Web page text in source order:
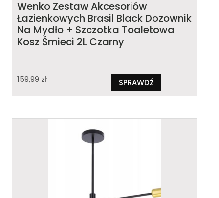
Wenko Zestaw Akcesoriów
Łazienkowych Brasil Black Dozownik
Na Mydło + Szczotka Toaletowa
Kosz Śmieci 2L Czarny
159,99 zł SPRAWDŹ